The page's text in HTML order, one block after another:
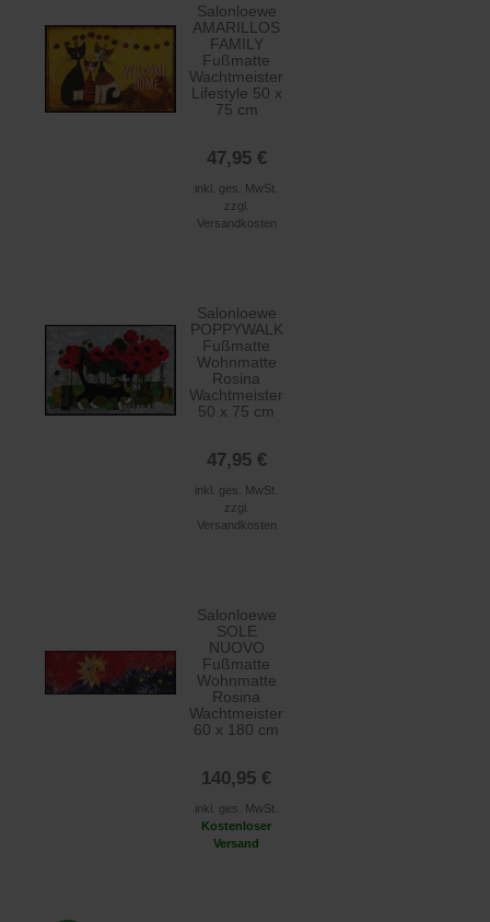
Salonloewe
AMARILLOS
FAMILY
Fußmatte
Wachtmeister
Lifestyle 50 x
75 cm
47,95 €
inkl. ges. MwSt.
zzgl.
Versandkosten
Salonloewe
POPPYWALK
Fußmatte
Wohnmatte
Rosina
Wachtmeister
50 x 75 cm
47,95 €
inkl. ges. MwSt.
zzgl.
Versandkosten
Salonloewe
SOLE
NUOVO
Fußmatte
Wohnmatte
Rosina
Wachtmeister
60 x 180 cm
140,95 €
inkl. ges. MwSt.
Kostenloser
Versand